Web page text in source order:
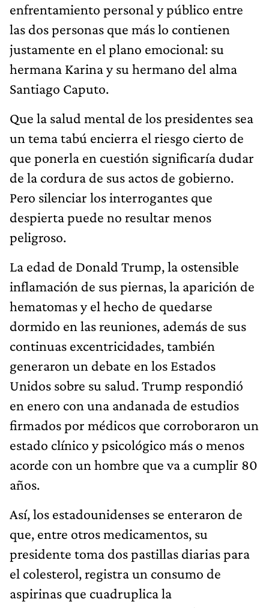
enfrentamiento personal y público entre
las dos personas que más lo contienen
justamente en el plano emocional: su
hermana Karina y su hermano del alma
Santiago Caputo.
Que la salud mental de los presidentes sea
un tema tabú encierra el riesgo cierto de
que ponerla en cuestión significaría dudar
de la cordura de sus actos de gobierno.
Pero silenciar los interrogantes que
despierta puede no resultar menos
peligroso.
La edad de Donald Trump, la ostensible
inflamación de sus piernas, la aparición de
hematomas y el hecho de quedarse
dormido en las reuniones, además de sus
continuas excentricidades, también
generaron un debate en los Estados
Unidos sobre su salud. Trump respondió
en enero con una andanada de estudios
firmados por médicos que corroboraron un
estado clínico y psicológico más o menos
acorde con un hombre que va a cumplir 80
años.
Así, los estadounidenses se enteraron de
que, entre otros medicamentos, su
presidente toma dos pastillas diarias para
el colesterol, registra un consumo de
aspirinas que cuadruplica la